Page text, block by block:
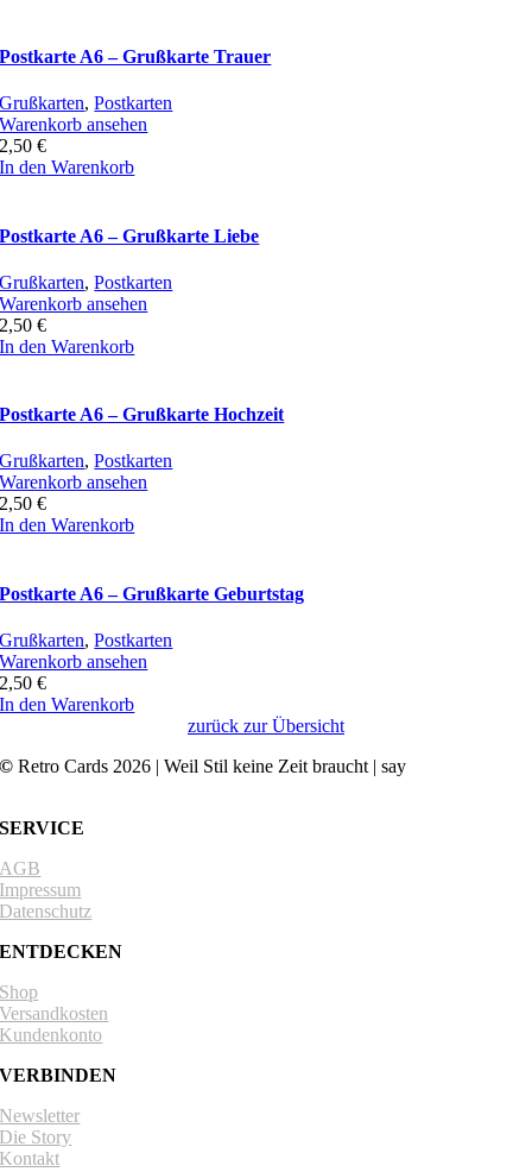
Postkarte A6 – Grußkarte Trauer
Grußkarten,Postkarten
Warenkorb ansehen
2,50€
In den Warenkorb
Postkarte A6 – Grußkarte Liebe
Grußkarten,Postkarten
Warenkorb ansehen
2,50€
In den Warenkorb
Postkarte A6 – Grußkarte Hochzeit
Grußkarten,Postkarten
Warenkorb ansehen
2,50€
In den Warenkorb
Postkarte A6 – Grußkarte Geburtstag
Grußkarten,Postkarten
Warenkorb ansehen
2,50€
In den Warenkorb
zurück zur Übersicht
©Retro Cards 2026 | Weil Stil keine Zeit braucht | say
SERVICE
AGB
Impressum
Datenschutz
ENTDECKEN
Shop
Versandkosten
Kundenkonto
VERBINDEN
Newsletter
Die Story
Kontakt